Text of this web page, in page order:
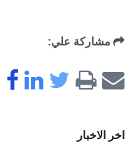
مشاركة علي:
اخر الاخبار